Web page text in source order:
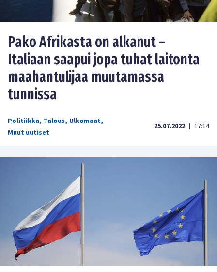
Pako Afrikasta on alkanut –
Italiaan saapui jopa tuhat laitonta
maahantulijaa muutamassa
tunnissa
Politiikka, Talous, Ulkomaat,
Muut uutiset
25.07.2022 | 17:14